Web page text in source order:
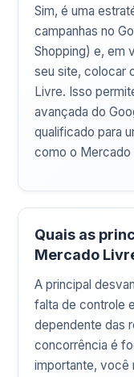
Sim, é uma
campanhas no
Shopping) e, em
seu site, colocar
Livre. Isso
avançada do
qualificado para
como o Mercado
Quais as
Mercado
A principal
falta de controle
dependente das
concorrência é
importante, você